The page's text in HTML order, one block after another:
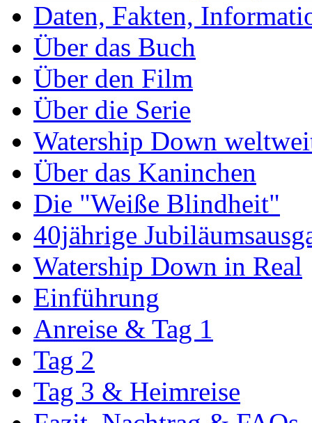
Daten, Fakten,
Über das Buch
Über den Film
Über die Serie
Watership Down
Über das Kaninchen
Die "Weiße Blindheit"
40jährige
Watership Down in Real
Einführung
Anreise & Tag 1
Tag 2
Tag 3 & Heimreise